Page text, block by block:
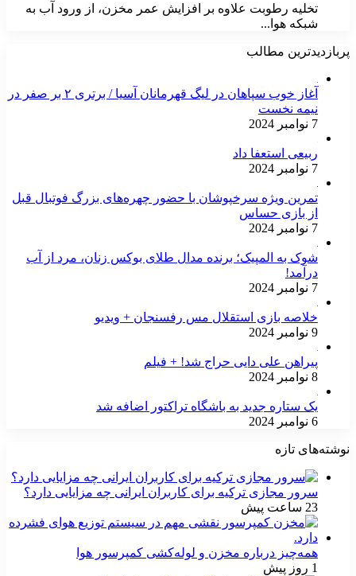
تخلیه رطوبت علاوه بر افزایش عمر مخزن، از ورود آب به
شبکه هوا...
پربازدیدترین مطالب
آغاز خوب سپاهان در لیگ قهرمانان آسیا / برتری ۲ بر صفر در
نیمه نخست
7 نوامبر 2024
ربیعی استعفا داد
7 نوامبر 2024
تمرین ویژه سرخپوشان با حضور چهره‌های بزرگ فوتبال قبل
از بازی حساس
7 نوامبر 2024
شوک به المپیک؛ برنده مدال طلای بوکس زنان، مرد از آب
درآمد!
7 نوامبر 2024
خلاصه بازی استقلال مس رفسنجان + ویدیو
9 نوامبر 2024
پیراهن علی دایی حراج شد! + فیلم
8 نوامبر 2024
یک ستاره جدید به باشگاه تراکتور اضافه شد
6 نوامبر 2024
نوشته‌های تازه
سرور مجازی ترکیه برای کاربران ایرانی چه مزایایی دارد؟
23 ساعت پیش
همه‌چیز درباره مخزن و لوله‌کشی کمپرسور هوا
1 روز پیش